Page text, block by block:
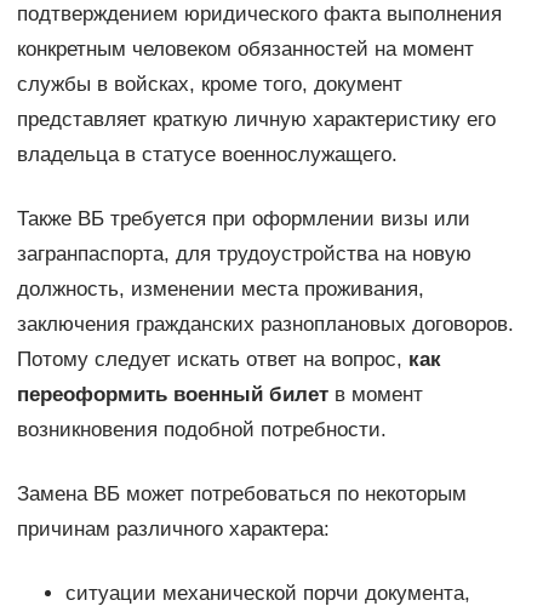
подтверждением юридического факта выполнения
конкретным человеком обязанностей на момент
службы в войсках, кроме того, документ
представляет краткую личную характеристику его
владельца в статусе военнослужащего.
Также ВБ требуется при оформлении визы или
загранпаспорта, для трудоустройства на новую
должность, изменении места проживания,
заключения гражданских разноплановых договоров.
Потому следует искать ответ на вопрос, как
переоформить военный билетв момент
возникновения подобной потребности.
Замена ВБ может потребоваться по некоторым
причинам различного характера:
ситуации механической порчи документа,